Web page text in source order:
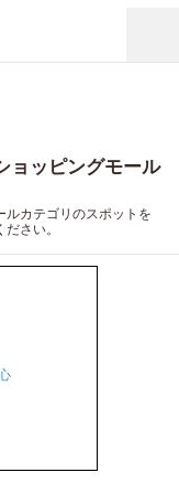
ョッピングモール
ルカテゴリのスポットを
さい。